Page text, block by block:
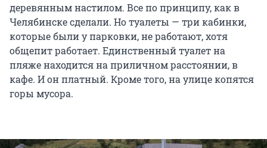
деревянным настилом. Все по принципу, как в
Челябинске сделали. Но туалеты — три кабинки,
которые были у парковки, не работают, хотя
общепит работает. Единственный туалет на
пляже находится на приличном расстоянии, в
кафе. И он платный. Кроме того, на улице копятся
горы мусора.